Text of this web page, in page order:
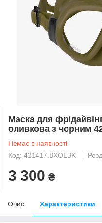
Маска для
оливкова з чорним
Немає в наявності
Код: 421417.BXOLBK
3 300 ₴
Опис Характеристики